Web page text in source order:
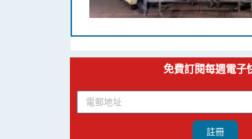
免費訂閱每週電子
註冊